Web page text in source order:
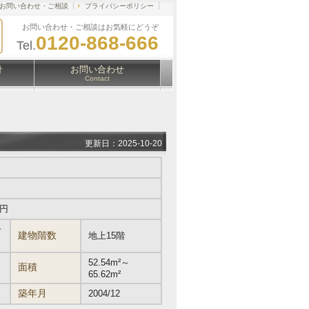
お問い合わせ・ご相談はお気軽にどうぞ
Tel.0120-868-666
お問い合わせ・ご相談 プライバシーポリシー
お問い合わせ
Contact
更新日：2025-10-20
建物階数 地上15階
面積
52.54m²～
65.62m²
築年月 2004/12